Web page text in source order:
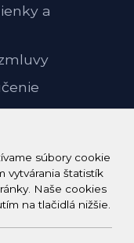
súbory cookie
vytvárania štatistík
Naše cookies
na tlačidlá nižšie.
a